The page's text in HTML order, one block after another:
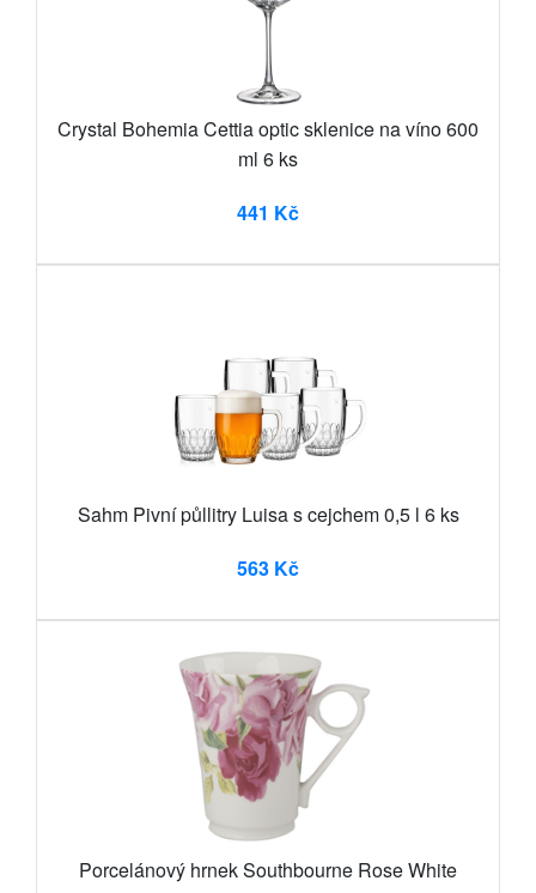
Crystal Bohemia Cettia optic sklenice na víno 600
ml 6 ks
441 Kč
Sahm Pivní půllitry Luisa s cejchem 0,5 l 6 ks
563 Kč
Porcelánový hrnek Southbourne Rose White